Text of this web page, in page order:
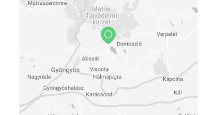
A munkákat 1909. március elején kezdték, az új
templom 19 hónap alatt, 1910. decemberére –
kívül-belül bevakolva – elkészült.
Méretei impozánsak: Az épület hossza: 45 méter,
legnagyobb szélessége: 23 méter. A
templomhajó szélessége: 12 méter, a fal
magassága a padlószinttől 10 méter. A torony
magassága (a keresztet tartó gömbig): 42,5